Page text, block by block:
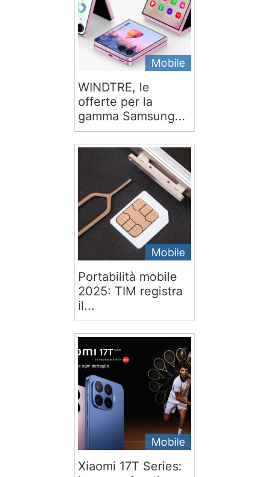
Mobile
WINDTRE, le
offerte per la
gamma Samsung...
Mobile
Portabilità mobile
2025: TIM registra
il...
Mobile
Xiaomi 17T Series: